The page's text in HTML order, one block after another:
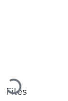
Files